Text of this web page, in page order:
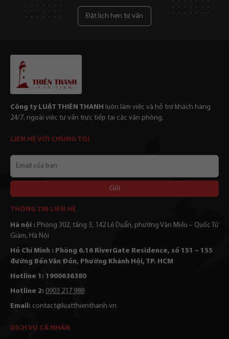
Đặt lịch hẹn tư vấn
Công ty LUẬT THIÊN THANH
luôn làm viêc và hỗ trợ khách hàng
24/7, ngoài việc tư vấn trực tiếp tại các văn phòng.
LIÊN HỆ VỚI CHÚNG TÔI
bạn
THÔNG TIN LIÊN HỆ
Hà nội : Phòng 302, tầng 3, 142 Lê Duẩn, phường Văn Miếu – Quốc Tử
Giám, Hà Nội
Hồ Chí Minh : Phòng 6.16 RiverGate Residence, số 151 – 155
đường Bến Vân Đồn, Phường Khánh Hội, TP. HCM
Hotline 1: 1900636380
Hotline 2: 0903 217 988
Email: contact@luatthienthanh.vn
DỊCH VỤ CÁ NHÂN